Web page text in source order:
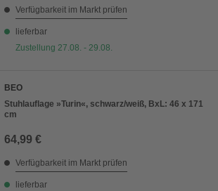
Verfügbarkeit im Markt prüfen
lieferbar
Zustellung 27.08. - 29.08.
BEO
Stuhlauflage »Turin«, schwarz/weiß, BxL: 46 x 171
cm
64,99 €
Verfügbarkeit im Markt prüfen
lieferbar